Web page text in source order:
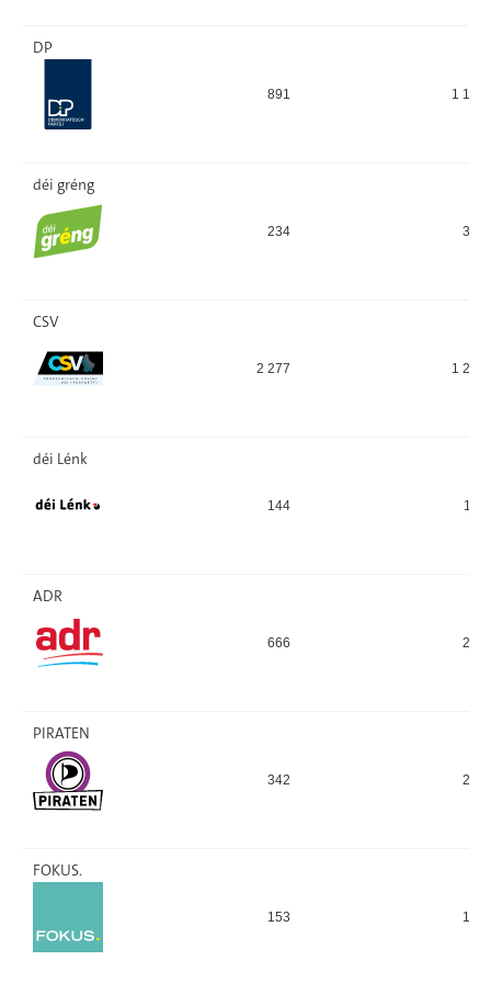
DP
891 1 124
déi gréng
234 355
CSV
2 277 1 224
déi Lénk
144 112
ADR
666 224
PIRATEN
342 238
FOKUS.
153 145